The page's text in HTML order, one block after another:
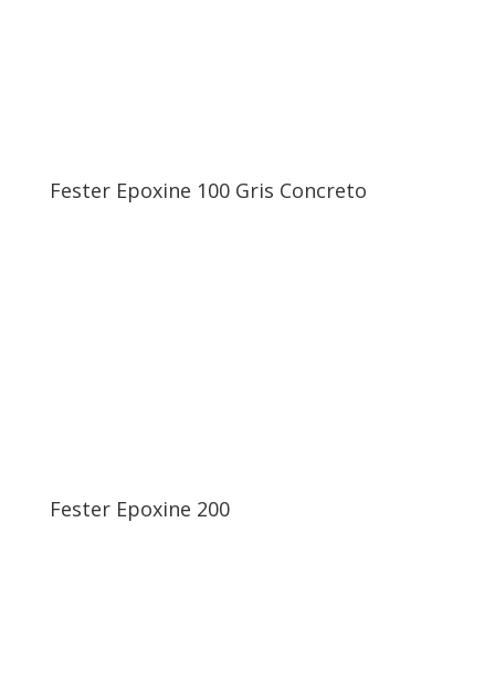
Fester Epoxine 100 Gris Concreto
Fester Epoxine 200